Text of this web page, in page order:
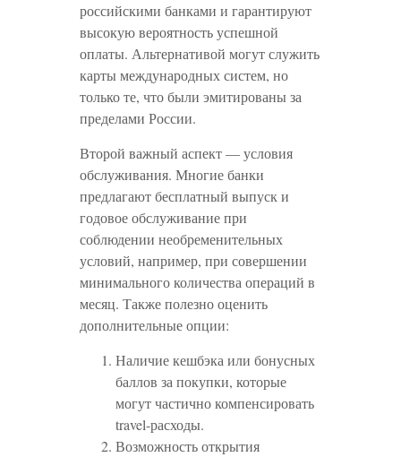
российскими банками и гарантируют
высокую вероятность успешной
оплаты. Альтернативой могут служить
карты международных систем, но
только те, что были эмитированы за
пределами России.
Второй важный аспект — условия
обслуживания. Многие банки
предлагают бесплатный выпуск и
годовое обслуживание при
соблюдении необременительных
условий, например, при совершении
минимального количества операций в
месяц. Также полезно оценить
дополнительные опции:
Наличие кешбэка или бонусных
баллов за покупки, которые
могут частично компенсировать
travel-расходы.
Возможность открытия